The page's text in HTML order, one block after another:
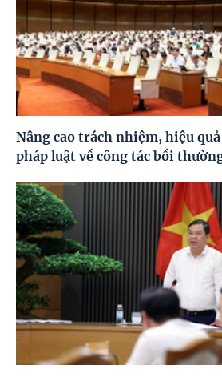
Nâng cao trách nhiệm, hiệu
pháp luật về công tác bồi